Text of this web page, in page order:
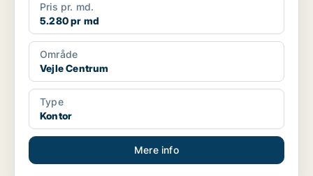
Pris pr. md.
5.280 pr md
Område
Vejle Centrum
Type
Kontor
Mere info